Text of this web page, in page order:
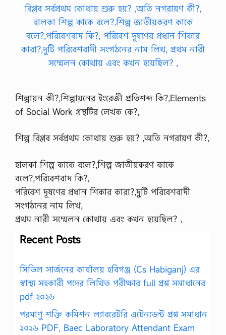
শিল্পায়ন কী?,শিল্পায়নের ইংরেজী প্রতিশব্দ কি?,Elements
of Social Work গ্রন্থটির লেখক কে?,
শিল্প বিপ্লব সর্বপ্রথম কোথায় শুরু হয়? ,অতি নগরায়ণ কী?,
হালকা শিল্প কাকে বলে?,শিল্প জাতীয়করণ কাকে
বলে?,পরিবেশবাদ কি?,
পরিবেশ দূষণের প্রধান শিকার কারা?,দুটি পরিবেশবাদী
সংগঠনের নাম লিখ,
প্রথম নারী সম্মেলন কোথায় এবং কখন হয়েছিল? ,
Recent Posts
সিভিল সার্জনের কার্যালয় হবিগঞ্জ (Cs Habiganj) এর
স্বাস্থ্য সহকারী পদের লিখিত পরীক্ষার full প্রশ্ন সমাধানের
pdf ২০২৬
পরমাণু শক্তি কমিশন ল্যাবরেটরি এটেনডেন্ট প্রশ্ন সমাধান
২০২৬ PDF, Baec Laboratory Attendant Exam